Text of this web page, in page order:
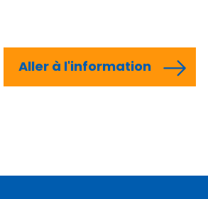
Aller à l'information